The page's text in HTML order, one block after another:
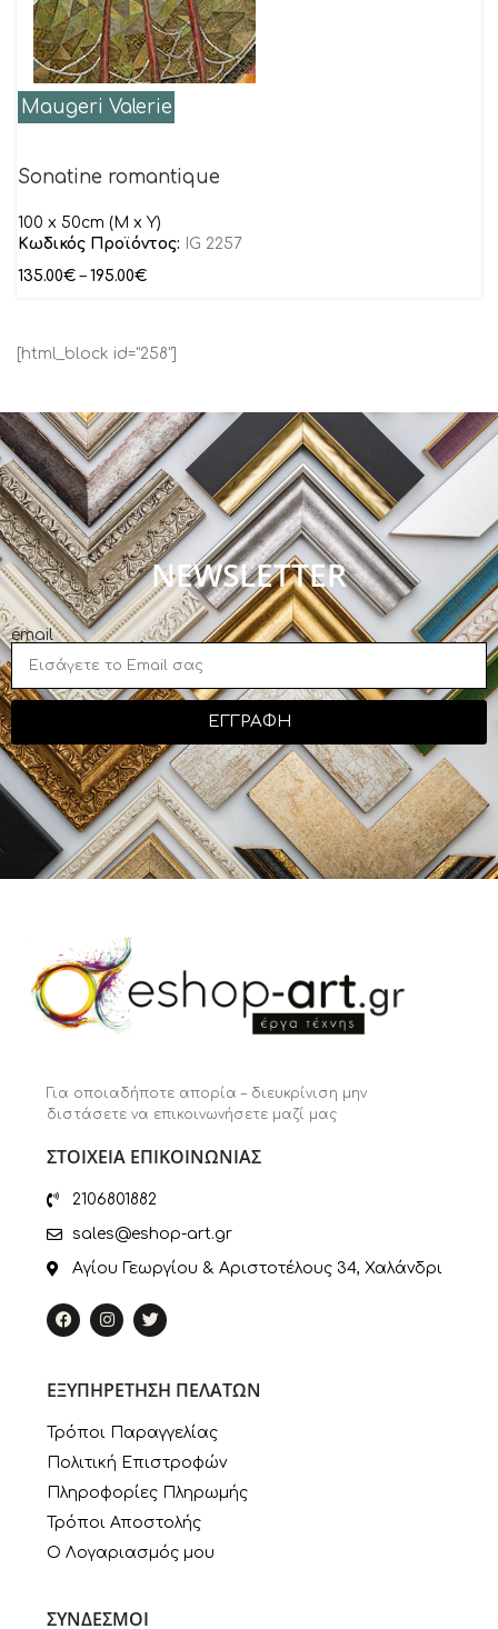
Maugeri Valerie
Sonatine romantique
100 x 50cm (M x Y)
Κωδικός Προϊόντος:
IG 2257
135.00€ – 195.00€
[html_block id="258"]
NEWSLETTER
email
ΕΓΓΡΑΦΗ
Για οποιαδήποτε απορία – διευκρίνιση μην
διστάσετε να επικοινωνήσετε μαζί μας
ΣΤΟΙΧΕΙΑ ΕΠΙΚΟΙΝΩΝΙΑΣ
2106801882
sales@eshop-art.gr
Αγίου Γεωργίου & Αριστοτέλους 34, Χαλάνδρι
ΕΞΥΠΗΡΕΤΗΣΗ ΠΕΛΑΤΩΝ
Τρόποι Παραγγελίας
Πολιτική Επιστροφών
Πληροφορίες Πληρωμής
Τρόποι Αποστολής
Ο Λογαριασμός μου
ΣΥΝΔΕΣΜΟΙ